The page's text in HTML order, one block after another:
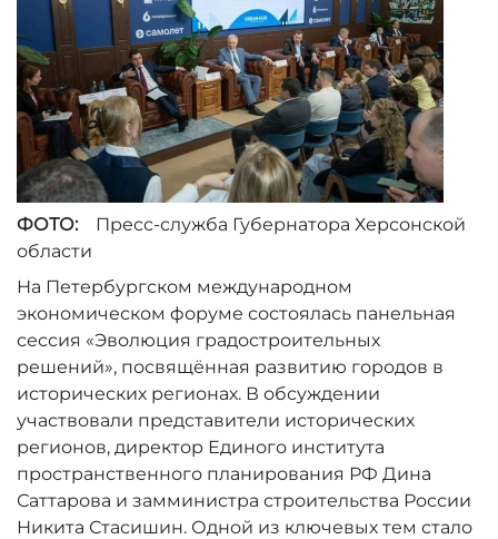
ФОТО:
Пресс-служба Губернатора Херсонской
области
На Петербургском международном
экономическом форуме состоялась панельная
сессия «Эволюция градостроительных
решений», посвящённая развитию городов в
исторических регионах. В обсуждении
участвовали представители исторических
регионов, директор Единого института
пространственного планирования РФ Дина
Саттарова и замминистра строительства России
Никита Стасишин. Одной из ключевых тем стало